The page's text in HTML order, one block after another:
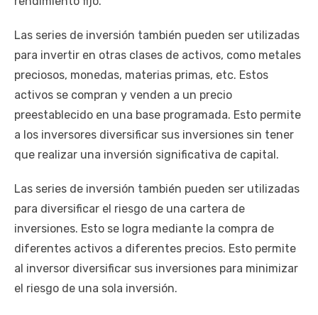
Las series de inversión también pueden ser utilizadas
para invertir en otras clases de activos, como metales
preciosos, monedas, materias primas, etc. Estos
activos se compran y venden a un precio
preestablecido en una base programada. Esto permite
a los inversores diversificar sus inversiones sin tener
que realizar una inversión significativa de capital.
Las series de inversión también pueden ser utilizadas
para diversificar el riesgo de una cartera de
inversiones. Esto se logra mediante la compra de
diferentes activos a diferentes precios. Esto permite
al inversor diversificar sus inversiones para minimizar
el riesgo de una sola inversión.